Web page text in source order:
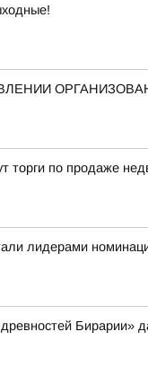
торги по продаже
лидерами
Бирарии»